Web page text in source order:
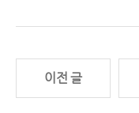
이전 글